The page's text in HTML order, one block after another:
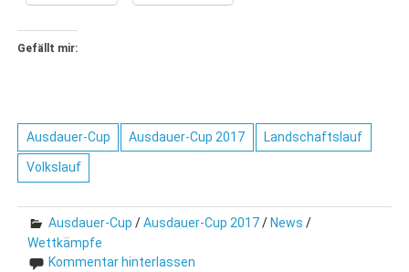
Gefällt mir:
Ausdauer-Cup Ausdauer-Cup 2017 Landschaftslauf
Volkslauf
Ausdauer-Cup /Ausdauer-Cup 2017/News /
Wettkämpfe
Kommentar hinterlassen